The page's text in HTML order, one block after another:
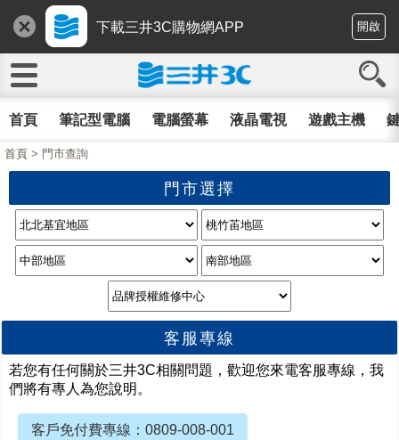
下載三井3C購物網APP 開啟
首頁 筆記型電腦 電腦螢幕 液晶電視 遊戲主機
首頁 > 門市查詢
門市選擇
客服專線
若您有任何關於三井3C相關問題，歡迎您來電客服專線，我
們將有專人為您說明。
客戶免付費專線：0809-008-001